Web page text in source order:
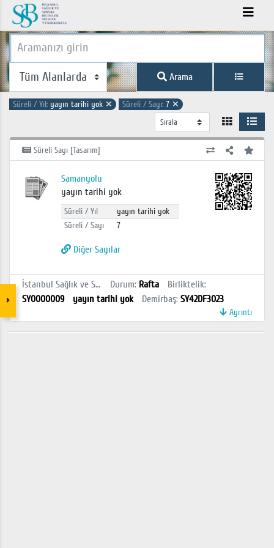
Arama
Süreli / Yıl: yayın tarihi yok ✕ Süreli / Sayı: 7 ✕
Süreli Sayı [Tasarım]
Samanyolu
yayın tarihi yok
Süreli / Yıl
yayın tarihi yok
Süreli / Sayı
7
Diğer Sayılar
İstanbul Sağlık ve Sosyal Bilimler MYO Kütüphanesi Durum: Rafta Birliktelik:
SY0000009
yayın tarihi yok Demirbaş: SY42DF3023
Ayrıntı